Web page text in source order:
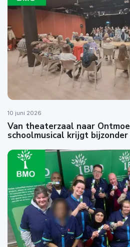
10 juni 2026
Van theaterzaal naar
schoolmusical krijgt